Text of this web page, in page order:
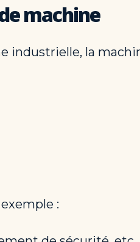
machine
industrielle, la
: